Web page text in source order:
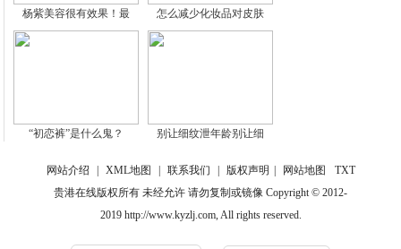
杨紫美容很有效果！最 怎么减少化妆品对皮肤
“初恋裤”是什么鬼？ 别让细纹泄年龄别让细
网站介绍 XML地图 联系我们 版权声明 网站地图
TXT
贵港在线版权所有 未经允许 请勿复制或镜像 Copyright © 2012-
2019 http://www.kyzlj.com, All rights reserved.